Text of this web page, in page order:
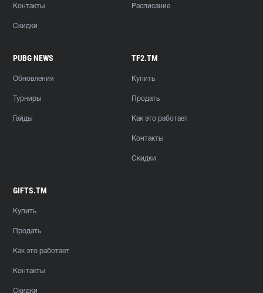
Контакты
Скидки
Расписание
PUBG NEWS
Обновления
Турниры
Гайды
TF2.TM
Купить
Продать
Как это работает
Контакты
Скидки
GIFTS.TM
Купить
Продать
Как это работает
Контакты
Скидки